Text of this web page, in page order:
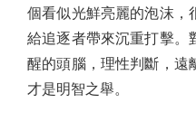
個看似光鮮亮麗的泡沫，
給追逐者帶來沉重打擊。
醒的頭腦，理性判斷，遠
才是明智之舉。